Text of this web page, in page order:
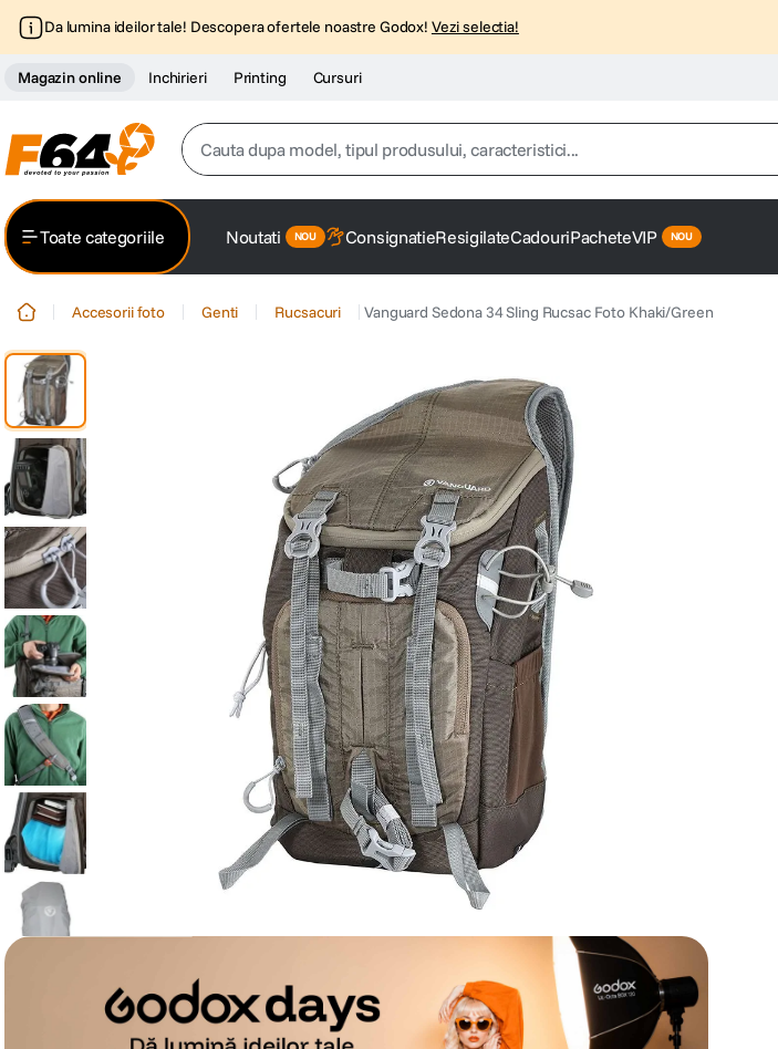
Da lumina ideilor tale! Descopera ofertele noastre Godox! Vezi selectia!
Magazin online Inchirieri Printing Cursuri
Cauta dupa model, tipul produsului, caracteristici...
2. trepied
peak design
canon sx740 hs
lavaliera
card memorie
ulanzi
9. insta 360
godox
Toate categoriile Noutati ConsignatieResigilateCadouriPacheteVIP
Accesorii foto Genti Rucsacuri Vanguard Sedona 34 Sling Rucsac Foto Khaki/Green